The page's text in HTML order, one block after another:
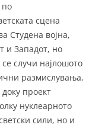
по
сцена
Студена војна,
и Западот, но
случи најлошото
размислувања,
проект
нуклеарното
сили, но и